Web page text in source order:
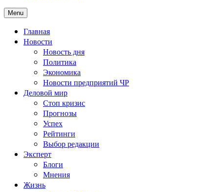
Menu
Главная
Новости
Новость дня
Политика
Экономика
Новости предприятий ЧР
Деловой мир
Стоп кризис
Прогнозы
Успех
Рейтинги
Выбор редакции
Эксперт
Блоги
Мнения
Жизнь